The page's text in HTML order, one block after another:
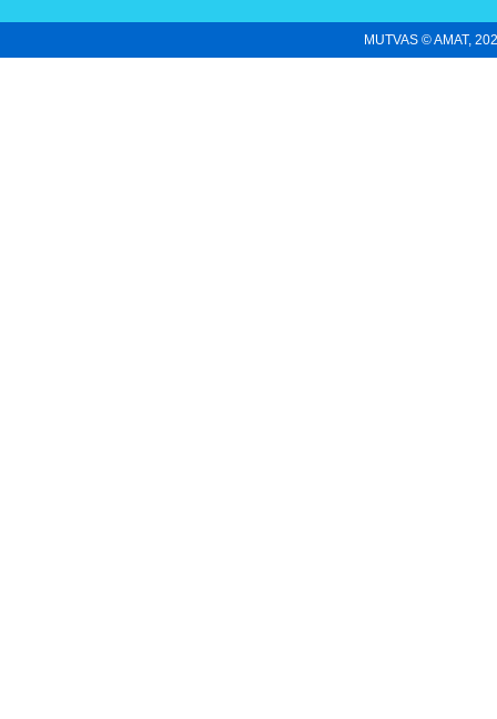
MUTVAS © AMAT,